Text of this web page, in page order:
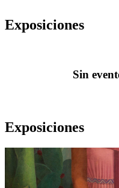
Exposiciones
Sin
Exposiciones